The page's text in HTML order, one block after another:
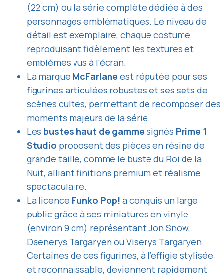
(22 cm) ou la série complète dédiée à des
personnages emblématiques. Le niveau de
détail est exemplaire, chaque costume
reproduisant fidèlement les textures et
emblèmes vus à l’écran.
La marque McFarlane est réputée pour ses
figurines articulées robustes et ses sets de
scènes cultes, permettant de recomposer des
moments majeurs de la série.
Les bustes haut de gamme signés Prime 1
Studio proposent des pièces en résine de
grande taille, comme le buste du Roi de la
Nuit, alliant finitions premium et réalisme
spectaculaire.
La licence Funko Pop! a conquis un large
public grâce à ses miniatures en vinyle
(environ 9 cm) représentant Jon Snow,
Daenerys Targaryen ou Viserys Targaryen.
Certaines de ces figurines, à l’effigie stylisée
et reconnaissable, deviennent rapidement